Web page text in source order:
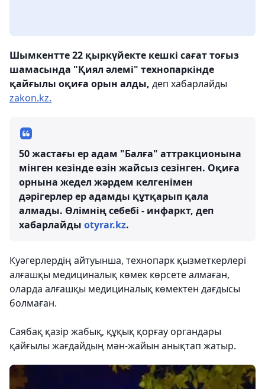
Шымкентте 22 қыркүйекте кешкі сағат тоғыз
шамасында "Қиял әлемі" технопаркінде
қайғылы оқиға орын алды, деп хабарлайды
zakon.kz.
50 жастағы ер адам "Балға" аттракционына
мінген кезінде өзін жайсыз сезінген. Оқиға
орнына жедел жәрдем келгенімен
дәрігерлер ер адамды құтқарып қала
алмады. Өлімнің себебі - инфаркт, деп
хабарлайды otyrar.kz.
Куәгерлердің айтуынша, технопарк қызметкерлері
алғашқы медициналық көмек көрсете алмаған,
оларда алғашқы медициналық көмектен дағдысы
болмаған.
Саябақ қазір жабық, құқық қорғау органдары
қайғылы жағдайдың мән-жайын анықтап жатыр.